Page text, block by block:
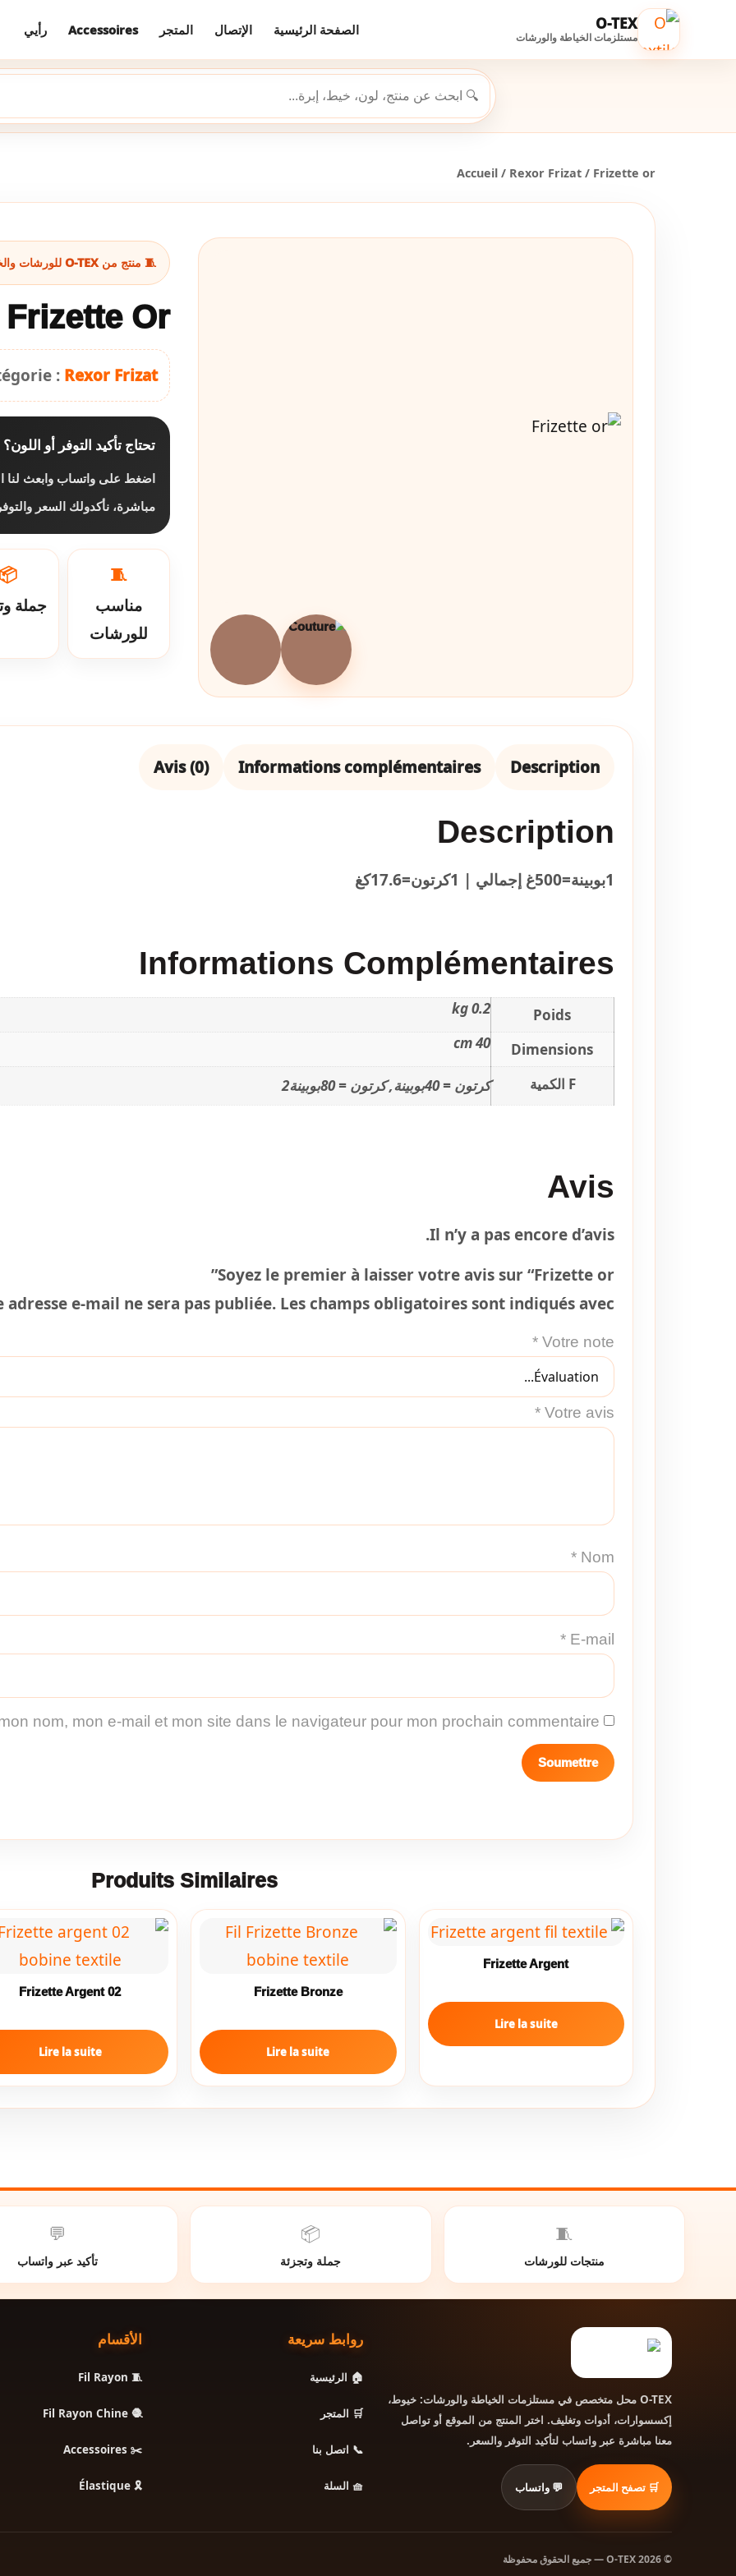
O-TEX
مستلزمات الخياطة والورشات الصفحة الرئيسية الإتصال المتجر Accessoires رأيي
Accueil / Rexor Frizat / Frizette or
🧵 منتج من O-TEX للورشات والخياطة
Frizette Or
: Rexor Frizat
تحتاج تأكيد التوفر أو اللون؟
اضغط على واتساب وابعث لنا
مباشرة، نأكدولك السعر
🧵
مناسب
للورشات
📦
جملة
Description
Informations complémentaires
Avis (0)
Description
1بوبينة=500غ إجمالي | 1كرتون=17.6كغ
Informations Complémentaires
Poids
0.2 kg
Dimensions
40 cm
F الكمية كرتون = 40بوبينة, كرتون = 80بوبينة2
Avis
Il n’y a pas encore d’avis.
Soyez le premier à laisser votre avis sur “Frizette or”
adresse e-mail ne sera pas publiée. Les champs obligatoires sont indiqués avec
Votre note
*
Votre avis
*
Nom
*
E-mail
*
nom, mon e-mail et mon site dans le navigateur pour mon prochain commentaire.
Produits Similaires
Frizette Argent
Lire la suite
Frizette Bronze
Lire la suite
Frizette Argent 02
Lire la suite
🧵
منتجات للورشات
📦
جملة وتجزئة
💬
تأكيد عبر واتساب
O-TEX محل متخصص في مستلزمات الخياطة والورشات: خيوط،
إكسسوارات، أدوات وتغليف. اختر المنتج من الموقع أو تواصل
معنا مباشرة عبر واتساب لتأكيد التوفر والسعر.
🛒 تصفح المتجر 💬 واتساب
روابط سريعة
🏠 الرئيسية
🛒 المتجر
📞 اتصل بنا
🧺 السلة
الأقسام
🧵 Fil Rayon
🧶 Fil Rayon Chine
✂️ Accessoires
🎗️ Élastique
© 2026 O-TEX — جميع الحقوق محفوظة